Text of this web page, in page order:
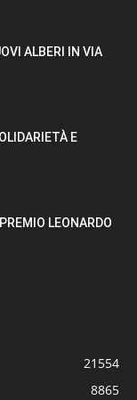
ALBERI IN VIA
E
LEONARDO
21554
8865